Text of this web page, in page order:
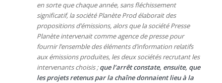
en sorte que chaque année, sans fléchissement
significatif, la société Planète Prod élaborait des
propositions d’émissions, alors que la société Presse
Planète intervenait comme agence de presse pour
fournir l’ensemble des éléments d’information relatifs
aux émissions produites, les deux sociétés recrutant les
intervenants choisis ;que l’arrêt constate, ensuite, que
les projets retenus par la chaîne donnaient lieu à la